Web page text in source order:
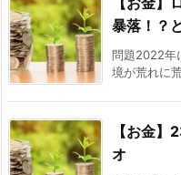
暴落！？
問題2022年
境が荒れに
【お金
オ